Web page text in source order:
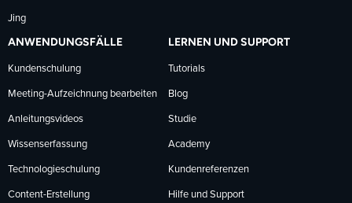
Jing
ANWENDUNGSFÄLLE
Kundenschulung
Meeting-Aufzeichnung bearbeiten
Anleitungsvideos
Wissenserfassung
Technologieschulung
Content-Erstellung
LERNEN UND SUPPORT
Tutorials
Blog
Studie
Academy
Kundenreferenzen
Hilfe und Support